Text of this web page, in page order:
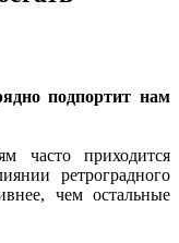
подпортит нам
часто приходится
ретроградного
чем остальные